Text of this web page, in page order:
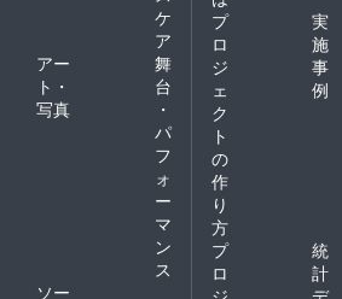
ケ
ア
アー
ト・
写真
舞
台
・
パ
フ
ォ
ー
マ
ン
ス
ソー
プ
ロ
ジ
ェ
ク
ト
の
作
り
方
実
施
事
例
プ
ロ
統
計